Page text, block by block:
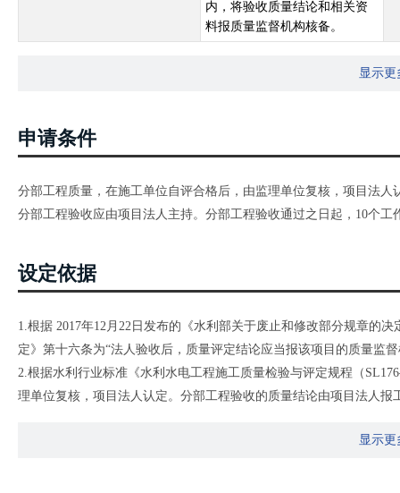
内，将验收质量结论和相关资
料报质量监督机构核备。
显示更
申请条件
分部工程质量，在施工单位自评合格后，由监理单位复核，项目法人
分部工程验收应由项目法人主持。分部工程验收通过之日起，10个
设定依据
1.根据 2017年12月22日发布的《水利部关于废止和修改部分规章的
定》第十六条为“法人验收后，质量评定结论应当报该项目的质量监
2.根据水利行业标准《水利水电工程施工质量检验与评定规程（
理单位复核，项目法人认定。分部工程验收的质量结论由项目法人
3.根据河南省地方标准《水利工程质量监督规程（DB41/T
显示更